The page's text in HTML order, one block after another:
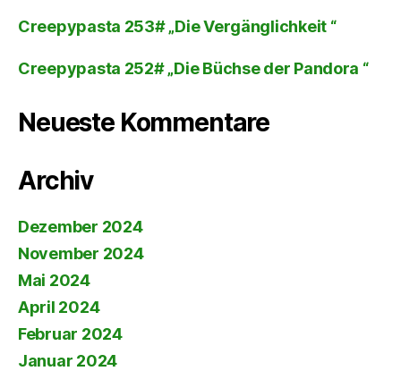
Creepypasta 253# „Die Vergänglichkeit “
Creepypasta 252# „Die Büchse der Pandora “
Neueste Kommentare
Archiv
Dezember 2024
November 2024
Mai 2024
April 2024
Februar 2024
Januar 2024